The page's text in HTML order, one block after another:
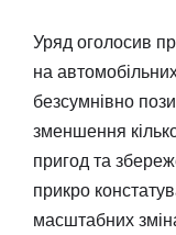
Уряд оголосив
на
безсумнівно
зменшення
пригод та
прикро
масштабних